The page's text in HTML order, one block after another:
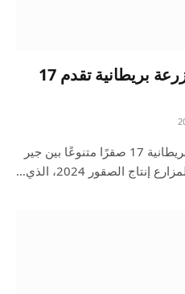
صاحبها يشيد بالحدث.. مزرعة بريطانية تقدم 17
قدمت مزرعة DW FALCONS البريطانية 17 صقرًا متنوعًا بين جير
الصقور 2024، الذي…